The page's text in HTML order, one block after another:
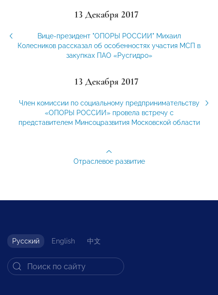
13 Декабря 2017
Вице-президент "ОПОРЫ РОССИИ" Михаил
Колесников рассказал об особенностях участия МСП в
закупках ПАО «Русгидро»
13 Декабря 2017
Член комиссии по социальному предпринимательству
«ОПОРЫ РОССИИ» провела встречу с
представителем Минсоцразвития Московской области
Отраслевое развитие
Русский English 中文